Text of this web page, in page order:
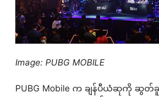
Image: PUBG MOBILE
PUBG Mobile က ချန်ပီယံဆုကို ဆွတ်ခူ